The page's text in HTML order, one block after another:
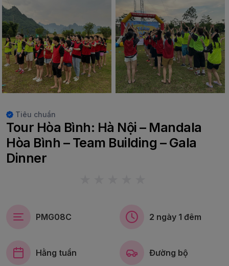
Tiêu chuẩn
Tour Hòa Bình: Hà Nội – Mandala
Hòa Bình – Team Building – Gala
Dinner
PMG08C 2 ngày 1 đêm
Hằng tuần Đường bộ